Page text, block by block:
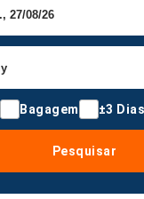
Bagagem ±3 Dias
Pesquisar